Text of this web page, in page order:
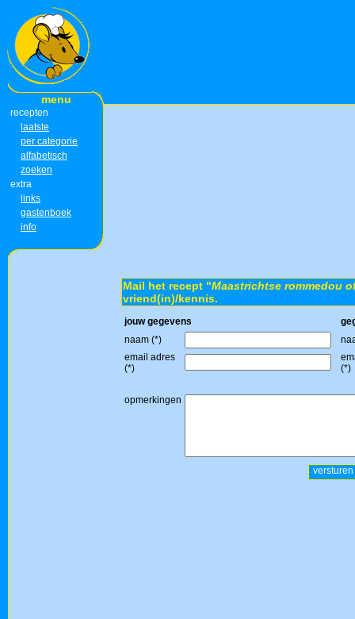
menu
recepten
laatste
per categorie
alfabetisch
zoeken
extra
links
gastenboek
info
Mail het recept "Maastrichtse rommedou
vriend(in)/kennis.
jouw gegevens
naam (*)
email adres
(*)
(*)
opmerkingen